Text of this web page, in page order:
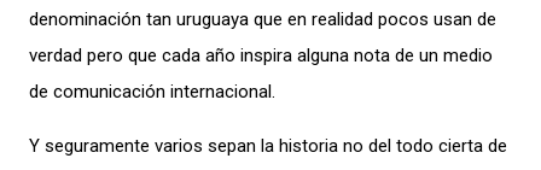
denominación tan uruguaya que en realidad pocos usan de
verdad pero que cada año inspira alguna nota de un medio
de comunicación internacional.
Y seguramente varios sepan la historia no del todo cierta de